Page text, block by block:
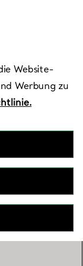
Website-
Werbung zu